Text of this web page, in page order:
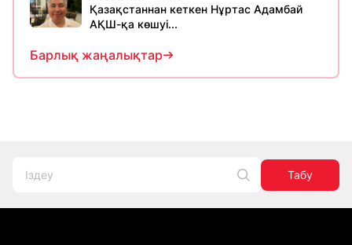
Қазақстаннан кеткен Нұртас Адамбай
АҚШ-қа көшуі...
Барлық жаңалықтар
Табу